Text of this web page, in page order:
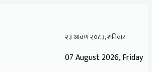
07 August 2026, Friday